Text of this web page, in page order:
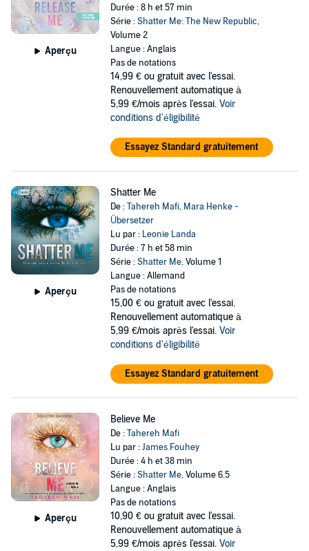
Aperçu
Durée : 8 h et 57 min
Série :Shatter Me: The New Republic,
Volume 2
Langue : Anglais
Pas de notations
14,99 € ou gratuit avec l'essai.
Renouvellement automatique à
5,99 €/mois après l'essai. Voir
conditions d'éligibilité
Essayez Standard gratuitement
Aperçu
Shatter Me
De :Tahereh Mafi, Mara Henke -
Übersetzer
Lu par : Leonie Landa
Durée : 7 h et 58 min
Série :Shatter Me, Volume 1
Langue : Allemand
Pas de notations
15,00 € ou gratuit avec l'essai.
Renouvellement automatique à
5,99 €/mois après l'essai. Voir
conditions d'éligibilité
Essayez Standard gratuitement
Aperçu
Believe Me
De :Tahereh Mafi
Lu par :James Fouhey
Durée : 4 h et 38 min
Série :Shatter Me, Volume 6.5
Langue : Anglais
Pas de notations
10,90 € ou gratuit avec l'essai.
Renouvellement automatique à
5,99 €/mois après l'essai. Voir